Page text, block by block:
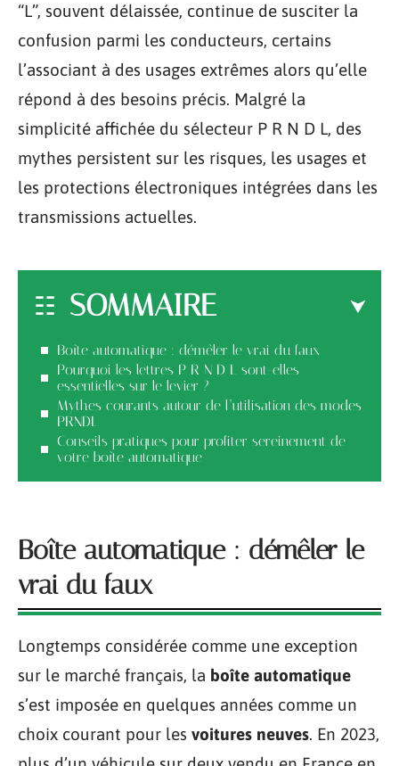
“L”, souvent délaissée, continue de susciter la
confusion parmi les conducteurs, certains
l’associant à des usages extrêmes alors qu’elle
répond à des besoins précis. Malgré la
simplicité affichée du sélecteur P R N D L, des
mythes persistent sur les risques, les usages et
les protections électroniques intégrées dans les
transmissions actuelles.
SOMMAIRE
Boîte automatique : démêler le vrai du faux
Pourquoi les lettres P R N D L sont-elles
essentielles sur le levier ?
Mythes courants autour de l’utilisation des modes
PRNDL
Conseils pratiques pour profiter sereinement de
votre boîte automatique
Boîte automatique : démêler le
vrai du faux
Longtemps considérée comme une exception
sur le marché français, la boîte automatique
s’est imposée en quelques années comme un
choix courant pour les voitures neuves. En 2023,